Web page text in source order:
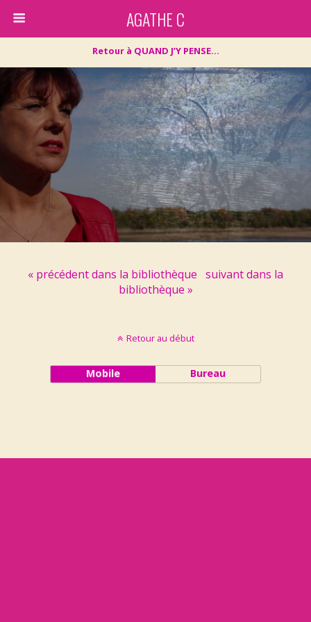
AGATHE C
Retour à QUAND J’Y PENSE…
« précédent dans la bibliothèque suivant dans la
bibliothèque »
Retour au début
Mobile Bureau